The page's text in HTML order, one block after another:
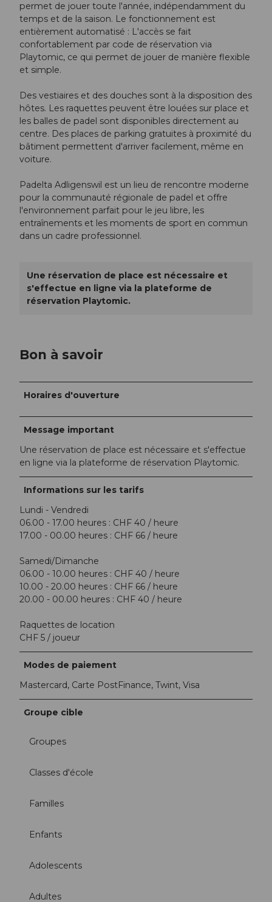
permet de jouer toute l'année, indépendamment du
temps et de la saison. Le fonctionnement est
entièrement automatisé : L'accès se fait
confortablement par code de réservation via
Playtomic, ce qui permet de jouer de manière flexible
et simple.
Des vestiaires et des douches sont à la disposition des
hôtes. Les raquettes peuvent être louées sur place et
les balles de padel sont disponibles directement au
centre. Des places de parking gratuites à proximité du
bâtiment permettent d'arriver facilement, même en
voiture.
Padelta Adligenswil est un lieu de rencontre moderne
pour la communauté régionale de padel et offre
l'environnement parfait pour le jeu libre, les
entraînements et les moments de sport en commun
dans un cadre professionnel.
Une réservation de place est nécessaire et
s'effectue en ligne via la plateforme de
réservation Playtomic.
Bon à savoir
Horaires d'ouverture
Message important
Une réservation de place est nécessaire et s'effectue
en ligne via la plateforme de réservation Playtomic.
Informations sur les tarifs
Lundi - Vendredi
06.00 - 17.00 heures : CHF 40 / heure
17.00 - 00.00 heures : CHF 66 / heure
Samedi/Dimanche
06.00 - 10.00 heures : CHF 40 / heure
10.00 - 20.00 heures : CHF 66 / heure
20.00 - 00.00 heures : CHF 40 / heure
Raquettes de location
CHF 5 / joueur
Modes de paiement
Mastercard, Carte PostFinance, Twint, Visa
Groupe cible
Groupes
Classes d'école
Familles
Enfants
Adolescents
Adultes